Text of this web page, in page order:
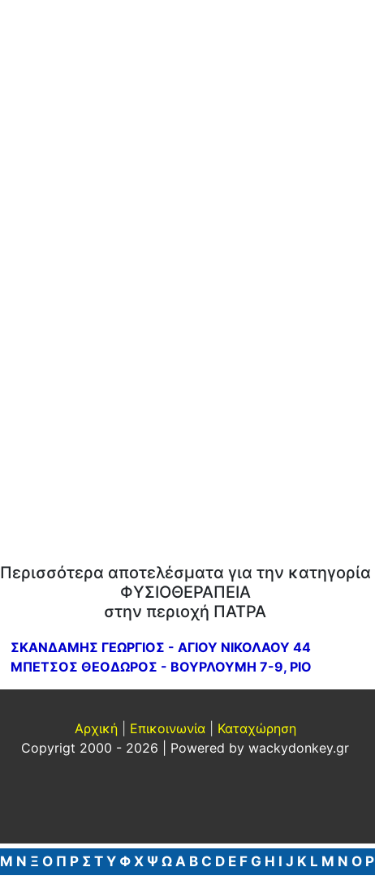
Περισσότερα αποτελέσματα για την κατηγορία
ΦΥΣΙΟΘΕΡΑΠΕΙΑ
στην περιοχή ΠΑΤΡΑ
ΣΚΑΝΔΑΜΗΣ ΓΕΩΡΓΙΟΣ - ΑΓΙΟΥ ΝΙΚΟΛΑΟΥ 44
ΜΠΕΤΣΟΣ ΘΕΟΔΩΡΟΣ - ΒΟΥΡΛΟΥΜΗ 7-9, ΡΙΟ
Αρχική| Επικοινωνία| Καταχώρηση
Copyrigt 2000 - 2026 | Powered by wackydonkey.gr
Μ Ν Ξ Ο Π Ρ Σ Τ Υ Φ Χ Ψ Ω A B C D E F G H I J K L M N O P